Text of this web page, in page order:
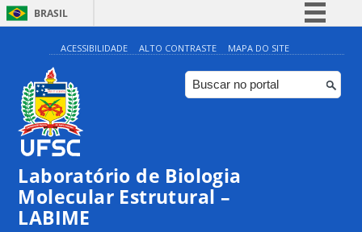
BRASIL
Simplifique!
Comunica BR
Participe
Canais
ACESSIBILIDADE ALTO CONTRASTE MAPA DO SITE
Laboratório de Biologia
Molecular Estrutural –
LABIME